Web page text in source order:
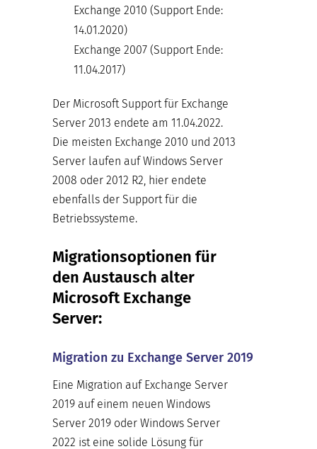
Exchange 2010 (Support Ende:
14.01.2020)
Exchange 2007 (Support Ende:
11.04.2017)
Der Microsoft Support für Exchange
Server 2013 endete am 11.04.2022.
Die meisten Exchange 2010 und 2013
Server laufen auf Windows Server
2008 oder 2012 R2, hier endete
ebenfalls der Support für die
Betriebssysteme.
Migrationsoptionen für
den Austausch alter
Microsoft Exchange
Server:
Migration zu Exchange Server 2019
Eine Migration auf Exchange Server
2019 auf einem neuen Windows
Server 2019 oder Windows Server
2022 ist eine solide Lösung für